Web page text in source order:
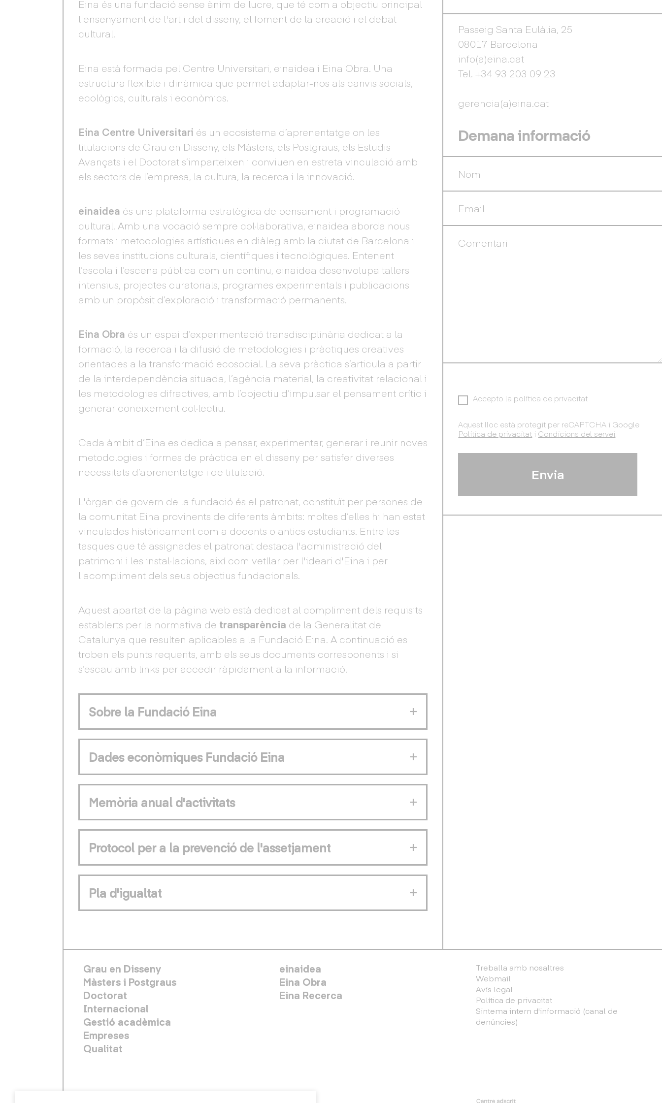
Eina és una fundació sense ànim de lucre, que té com a objectiu principal
l'ensenyament de l'art i del disseny, el foment de la creació i el debat
cultural.
Eina està formada pel Centre Universitari, einaidea i Eina Obra. Una
estructura flexible i dinàmica que permet adaptar-nos als canvis socials,
ecològics, culturals i econòmics.
Eina Centre Universitari és un ecosistema d’aprenentatge on les
titulacions de Grau en Disseny, els Màsters, els Postgraus, els Estudis
Avançats i el Doctorat s’imparteixen i conviuen en estreta vinculació amb
els sectors de l’empresa, la cultura, la recerca i la innovació.
einaidea és una plataforma estratègica de pensament i programació
cultural. Amb una vocació sempre col·laborativa, einaidea aborda nous
formats i metodologies artístiques en diàleg amb la ciutat de Barcelona i
les seves institucions culturals, científiques i tecnològiques. Entenent
l’escola i l’escena pública com un continu, einaidea desenvolupa tallers
intensius, projectes curatorials, programes experimentals i publicacions
amb un propòsit d’exploració i transformació permanents.
Eina Obra és un espai d’experimentació transdisciplinària dedicat a la
formació, la recerca i la difusió de metodologies i pràctiques creatives
orientades a la transformació ecosocial. La seva pràctica s’articula a partir
de la interdependència situada, l’agència material, la creativitat relacional i
les metodologies difractives, amb l’objectiu d’impulsar el pensament crític i
generar coneixement col·lectiu.
Cada àmbit d’Eina es dedica a pensar, experimentar, generar i reunir noves
metodologies i formes de pràctica en el disseny per satisfer diverses
necessitats d’aprenentatge i de titulació.
L'òrgan de govern de la fundació és el patronat, constituït per persones de
la comunitat Eina provinents de diferents àmbits: moltes d’elles hi han estat
vinculades històricament com a docents o antics estudiants. Entre les
tasques que té assignades el patronat destaca l'administració del
patrimoni i les instal·lacions, així com vetllar per l'ideari d'Eina i per
l'acompliment dels seus objectius fundacionals.
Aquest apartat de la pàgina web està dedicat al compliment dels requisits
establerts per la normativa de transparència de la Generalitat de
Catalunya que resulten aplicables a la Fundació Eina. A continuació es
troben els punts requerits, amb els seus documents corresponents i si
s’escau amb links per accedir ràpidament a la informació.
Sobre la Fundació Eina
Dades econòmiques Fundació Eina
Memòria anual d'activitats
Protocol per a la prevenció de l'assetjament
Pla d'igualtat
Passeig Santa Eulàlia, 25
08017 Barcelona
info(a)eina.cat
Tel. +34 93 203 09 23
gerencia(a)eina.cat
Demana informació
Accepto la política de privacitat
Aquest lloc està protegit per reCAPTCHA i Google
Política de privacitat i Condicions del servei
FOOTER PRINCIPAL
Grau en Disseny
Màsters i Postgraus
Doctorat
Internacional
Gestió acadèmica
Empreses
Qualitat
MENÚ SECUNDARIO
einaidea
Eina Obra
Eina Recerca
Treballa amb nosaltres
Webmail
Avís legal
Política de privacitat
Sintema intern d'informació (canal de
denúncies)